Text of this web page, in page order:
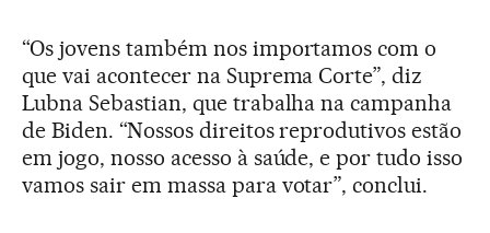
“Os jovens também nos importamos com o
que vai acontecer na Suprema Corte”, diz
Lubna Sebastian, que trabalha na campanha
de Biden. “Nossos direitos reprodutivos estão
em jogo, nosso acesso à saúde, e por tudo isso
vamos sair em massa para votar”, conclui.